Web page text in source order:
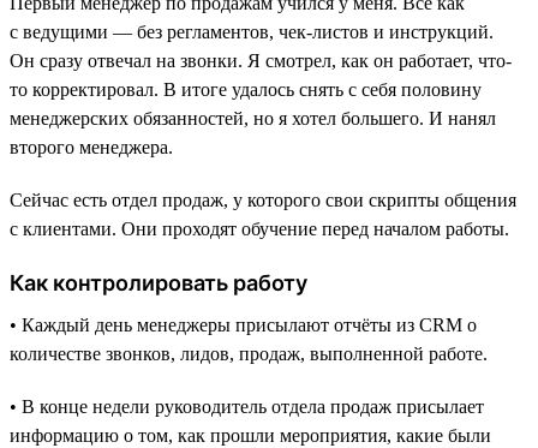
с ведущими — без регламентов, чек-листов и инструкций.
Он сразу отвечал на звонки. Я смотрел, как он работает, что-
то корректировал. В итоге удалось снять с себя половину
менеджерских обязанностей, но я хотел большего. И нанял
второго менеджера.
Сейчас есть отдел продаж, у которого свои скрипты общения
с клиентами. Они проходят обучение перед началом работы.
Как контролировать работу
• Каждый день менеджеры присылают отчёты из CRM о
количестве звонков, лидов, продаж, выполненной работе.
• В конце недели руководитель отдела продаж присылает
информацию о том, как прошли мероприятия, какие были